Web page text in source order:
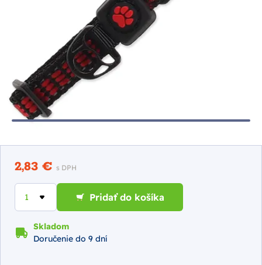
2,83 € s DPH
Pridať do košíka
Skladom
Doručenie do 9 dní